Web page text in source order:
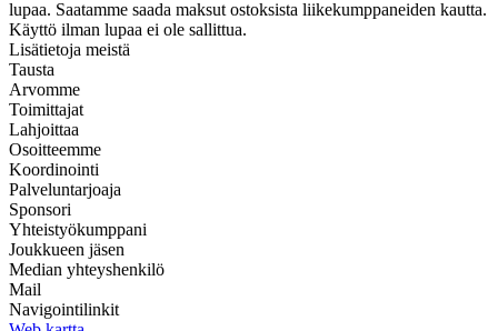
lupaa. Saatamme saada maksut ostoksista liikekumppaneiden kautta.
Käyttö ilman lupaa ei ole sallittua.
Lisätietoja meistä
Tausta
Arvomme
Toimittajat
Lahjoittaa
Osoitteemme
Koordinointi
Palveluntarjoaja
Sponsori
Yhteistyökumppani
Joukkueen jäsen
Median yhteyshenkilö
Mail
Navigointilinkit